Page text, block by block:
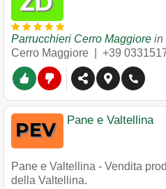
Parrucchieri Cerro Maggiore in
Cerro Maggiore
+39
Pane e Valtellina
Pane e Valtellina - Vendita
della Valtellina.